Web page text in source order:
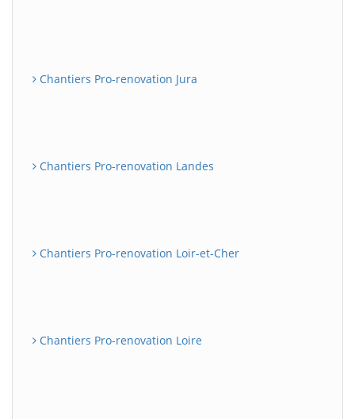
Chantiers Pro-renovation Jura
Chantiers Pro-renovation Landes
Chantiers Pro-renovation Loir-et-Cher
Chantiers Pro-renovation Loire